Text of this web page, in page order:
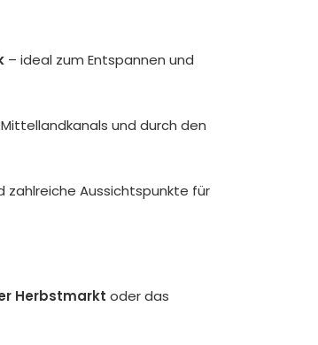
– ideal zum Entspannen und
und durch den
zahlreiche Aussichtspunkte für
Herbstmarkt oder das